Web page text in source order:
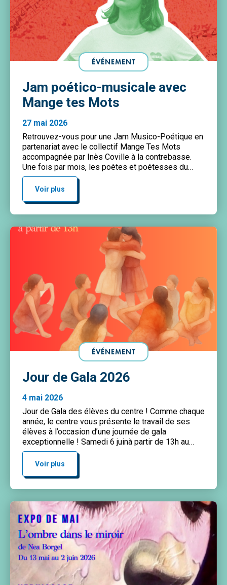
ÉVÉNEMENT
Jam poético-musicale avec
Mange tes Mots
27 mai 2026
Retrouvez-vous pour une Jam Musico-Poétique en
partenariat avec le collectif Mange Tes Mots
accompagnée par Inès Coville à la contrebasse.
Une fois par mois, les poètes et poétesses du
11ème arrondissement se retrouvent pour partager
leurs textes accompagné.e.s par un.e musicien.ne
Voir plus
ÉVÉNEMENT
Jour de Gala 2026
4 mai 2026
Jour de Gala des élèves du centre ! Comme chaque
année, le centre vous présente le travail de ses
élèves à l’occasion d’une journée de gala
exceptionnelle ! Samedi 6 juinà partir de 13h au
CPA Mado Robin84 rue Mstislav
Rostropovitch75017 Paris Entrée librePlus d’infos
Voir plus